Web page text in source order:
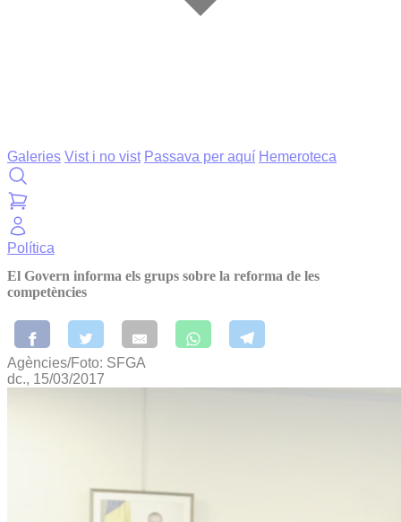
Galeries Vist i no vist Passava per aquí Hemeroteca
Política
El Govern informa els grups sobre la reforma de les
competències
Agències/Foto: SFGA
dc., 15/03/2017